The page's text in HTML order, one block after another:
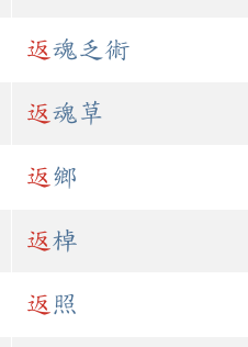
返 魂乏術
返 魂草
返 鄉
返 棹
返 照